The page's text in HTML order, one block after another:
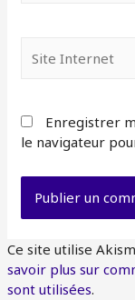
Internet
Enregistrer
le navigateur
Ce site utilise
savoir plus sur
sont utilisées.